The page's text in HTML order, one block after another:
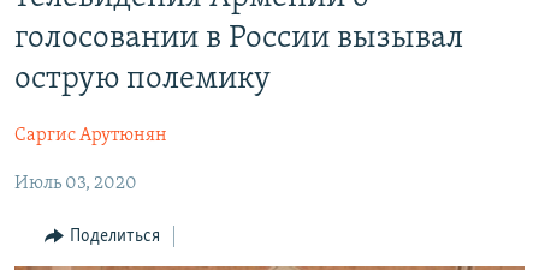
основной
Перейти
РЕГИОН
НАГОРНЫЙ КАРАБАХ
КУЛЬТУРА
голосовании в России вызывал
острую полемику
Саргис Арутюнян
Июль 03, 2020
Поделиться